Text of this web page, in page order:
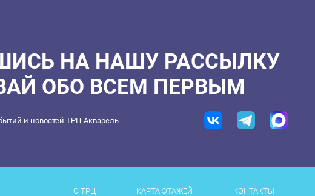
НА НАШУ РАССЫЛКУ
ОБО ВСЕМ ПЕРВЫМ
и новостей ТРЦ Акварель
О ТРЦ КАРТА ЭТАЖЕЙ КОНТАКТЫ